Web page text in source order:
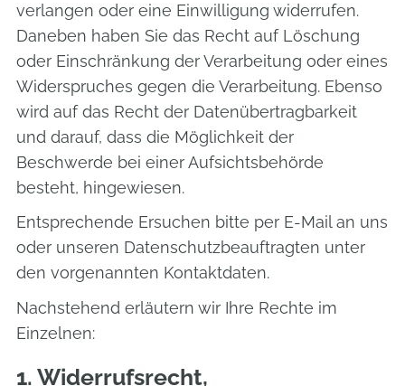
verlangen oder eine Einwilligung widerrufen.
Daneben haben Sie das Recht auf Löschung
oder Einschränkung der Verarbeitung oder eines
Widerspruches gegen die Verarbeitung. Ebenso
wird auf das Recht der Datenübertragbarkeit
und darauf, dass die Möglichkeit der
Beschwerde bei einer Aufsichtsbehörde
besteht, hingewiesen.
Entsprechende Ersuchen bitte per E-Mail an uns
oder unseren Datenschutzbeauftragten unter
den vorgenannten Kontaktdaten.
Nachstehend erläutern wir Ihre Rechte im
Einzelnen:
1. Widerrufsrecht,